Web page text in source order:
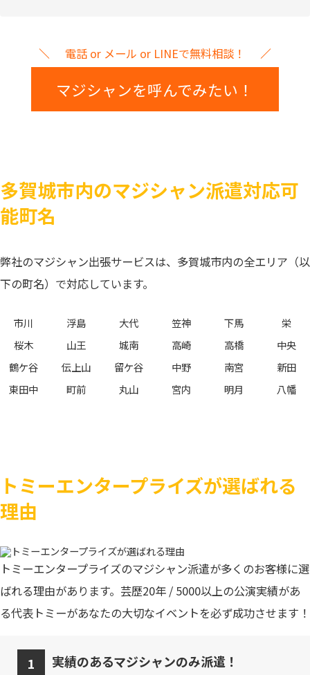
電話 or メール or LINEで無料相談！
マジシャンを呼んでみたい！
多賀城市内のマジシャン派遣対応可
能町名
弊社のマジシャン出張サービスは、多賀城市内の全エリア（以
下の町名）で対応しています。
市川 浮島 大代 笠神 下馬
栄
桜木
山王 城南 高崎 高橋
中央
鶴ケ谷
伝上山 留ケ谷 中野 南宮
新田
東田中
町前 丸山 宮内 明月 八幡
トミーエンタープライズが選ばれる
理由
トミーエンタープライズのマジシャン派遣が多くのお客様に選
ばれる理由があります。芸歴20年 / 5000以上の公演実績があ
る代表トミーがあなたの大切なイベントを必ず成功させます！
実績のあるマジシャンのみ派遣！